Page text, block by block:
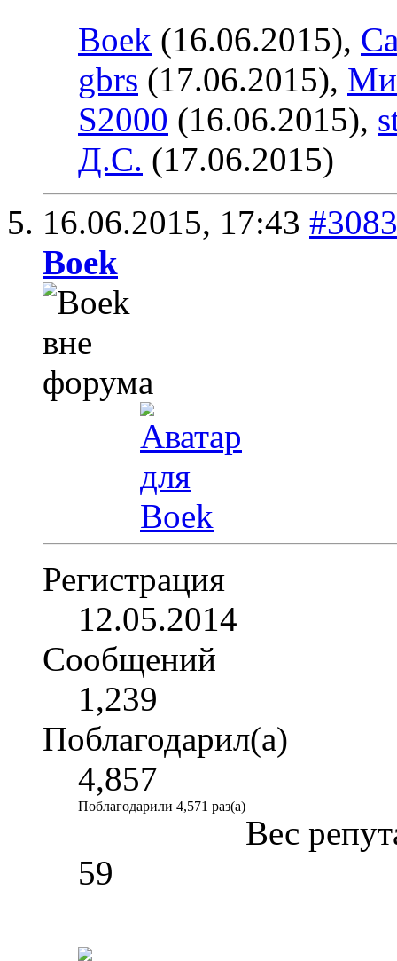
Boek (16.06.2015),
gbrs (17.06.2015),
S2000 (16.06.2015),
Д.С. (17.06.2015)
16.06.2015, 17:43 #3083
Boek
Регистрация
12.05.2014
Сообщений
1,239
Поблагодарил(а)
4,857
Поблагодарили 4,571 раз(а)
Вес
59